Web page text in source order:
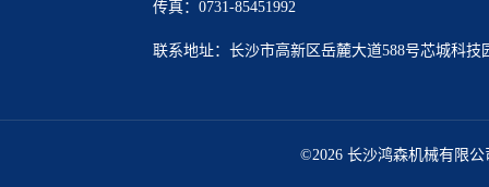
传真：0731-85451992
联系地址：长沙市高新区岳麓大道588号芯城科技
©2026 长沙鸿森机械有限